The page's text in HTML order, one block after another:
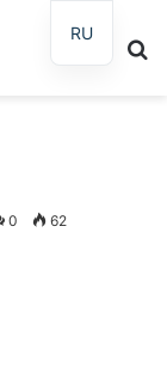
0 62
RU